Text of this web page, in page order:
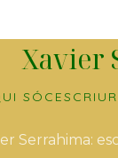
Xavier
SÓC
Serrahima: